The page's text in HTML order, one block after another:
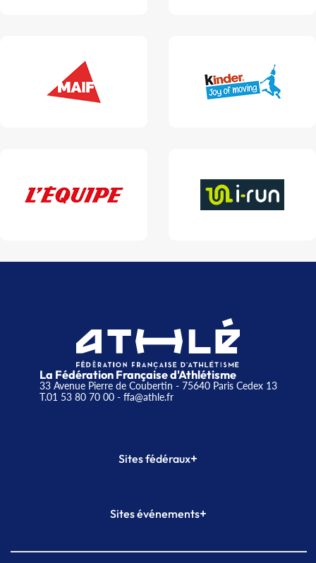
La Fédération Française d'Athlétisme
33 Avenue Pierre de Coubertin - 75640 Paris Cedex 13
T.01 53 80 70 00- ffa@athle.fr
Sites fédéraux+
Plateforme Formation
Sites événements+
Meeting de Paris indoor